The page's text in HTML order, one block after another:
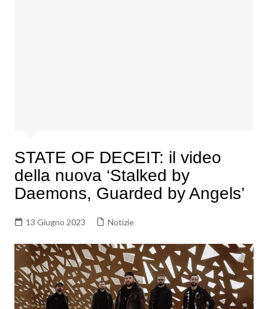
STATE OF DECEIT: il video
della nuova ‘Stalked by
Daemons, Guarded by Angels’
13 Giugno 2023 Notizie